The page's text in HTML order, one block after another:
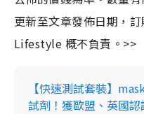
更新至文章發佈日期，
Lifestyle 概不負責。>>
【快速測試套裝】
試劑！獲歐盟、英國